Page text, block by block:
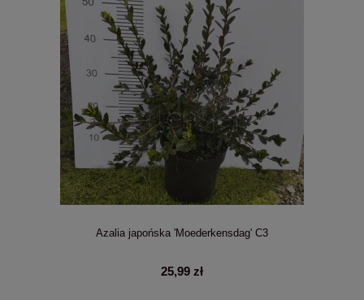
Azalia japońska 'Moederkensdag' C3
25,99 zł